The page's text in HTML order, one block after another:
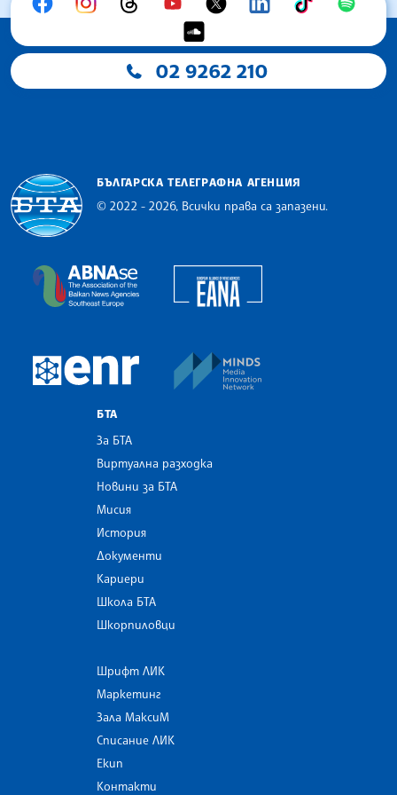
02 9262 210
БЪЛГАРСКА ТЕЛЕГРАФНА АГЕНЦИЯ
© 2022 - 2026, Всички права са запазени.
The Assocoation of the Balkan News Agencies
European Newsroom
БТА
За БТА
Виртуална разходка
Новини за БТА
Мисия
История
Документи
Кариери
Школа БТА
Шкорпиловци
Шрифт ЛИК
Маркетинг
Зала МаксиМ
Списание ЛИК
Екип
Контакти